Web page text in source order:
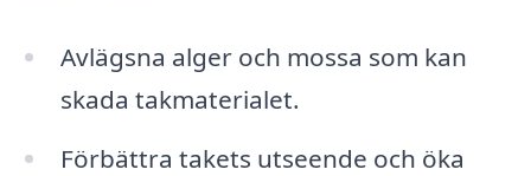
Avlägsna alger och mossa som kan
skada takmaterialet.
Förbättra takets utseende och öka